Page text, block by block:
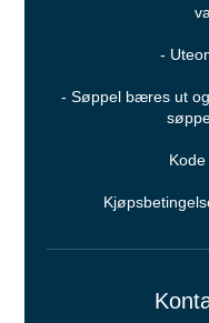
-
- Søppel bæres ut